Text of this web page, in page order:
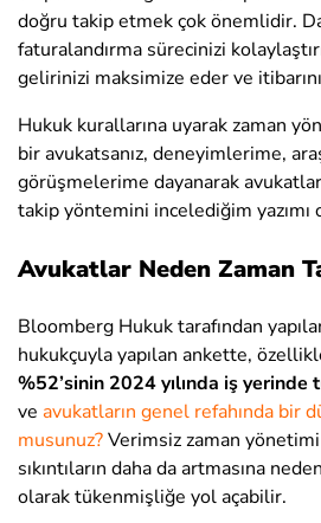
doğru takip etmek çok önemlidir.
faturalandırma sürecinizi
gelirinizi maksimize eder ve
Hukuk kurallarına uyarak zaman
bir avukatsanız, deneyimlerime,
görüşmelerime dayanarak
takip yöntemini incelediğim yazımı
Avukatlar Neden Zaman
Bloomberg Hukuk tarafından
hukukçuyla yapılan ankette,
%52’sinin 2024 yılında iş yerinde
ve avukatların genel refahında bir
musunuz?Verimsiz zaman
sıkıntıların daha da artmasına
olarak tükenmişliğe yol açabilir.